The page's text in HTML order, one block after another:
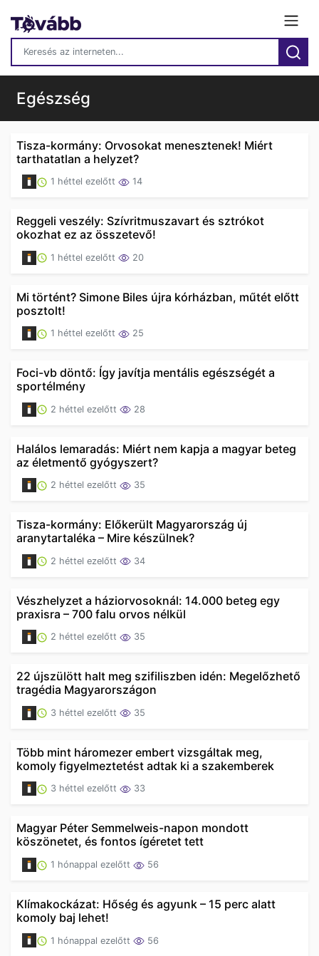
Egészség
Tisza-kormány: Orvosokat menesztenek! Miért
tarthatatlan a helyzet?
1 héttel ezelőtt 14
Reggeli veszély: Szívritmuszavart és sztrókot
okozhat ez az összetevő!
1 héttel ezelőtt 20
Mi történt? Simone Biles újra kórházban, műtét előtt
posztolt!
1 héttel ezelőtt 25
Foci-vb döntő: Így javítja mentális egészségét a
sportélmény
2 héttel ezelőtt 28
Halálos lemaradás: Miért nem kapja a magyar beteg
az életmentő gyógyszert?
2 héttel ezelőtt 35
Tisza-kormány: Előkerült Magyarország új
aranytartaléka – Mire készülnek?
2 héttel ezelőtt 34
Vészhelyzet a háziorvosoknál: 14.000 beteg egy
praxisra – 700 falu orvos nélkül
2 héttel ezelőtt 35
22 újszülött halt meg szifiliszben idén: Megelőzhető
tragédia Magyarországon
3 héttel ezelőtt 35
Több mint háromezer embert vizsgáltak meg,
komoly figyelmeztetést adtak ki a szakemberek
3 héttel ezelőtt 33
Magyar Péter Semmelweis-napon mondott
köszönetet, és fontos ígéretet tett
1 hónappal ezelőtt 56
Klímakockázat: Hőség és agyunk – 15 perc alatt
komoly baj lehet!
1 hónappal ezelőtt 56